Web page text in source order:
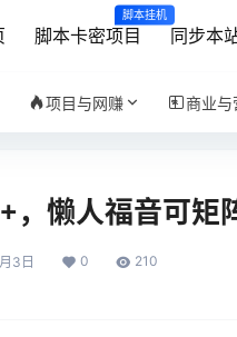
脚本卡密项目
脚本挂机
同步本
项目与网赚 商业与
，懒人福音可矩
3日 0 210